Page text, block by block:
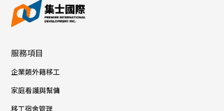
服務項目
企業類外籍移工
家庭看護與幫傭
移工宿舍管理